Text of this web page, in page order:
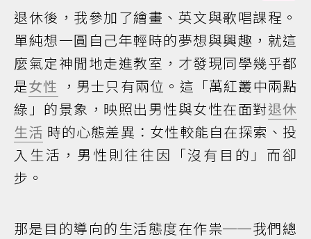
退休後，我參加了繪畫、英文與歌唱課程。
單純想一圓自己年輕時的夢想與興趣，就這
麼氣定神閒地走進教室，才發現同學幾乎都
是女性 ，男士只有兩位。這「萬紅叢中兩點
綠」的景象，映照出男性與女性在面對退休
生活 時的心態差異：女性較能自在探索、投
入生活，男性則往往因「沒有目的」而卻
步。
那是目的導向的生活態度在作祟──我們總